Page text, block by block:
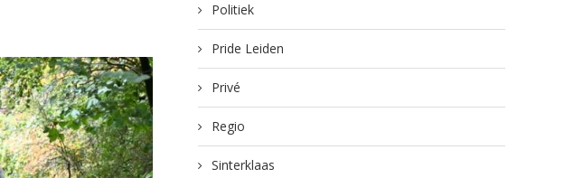
Politiek
Pride Leiden
Privé
Regio
Sinterklaas